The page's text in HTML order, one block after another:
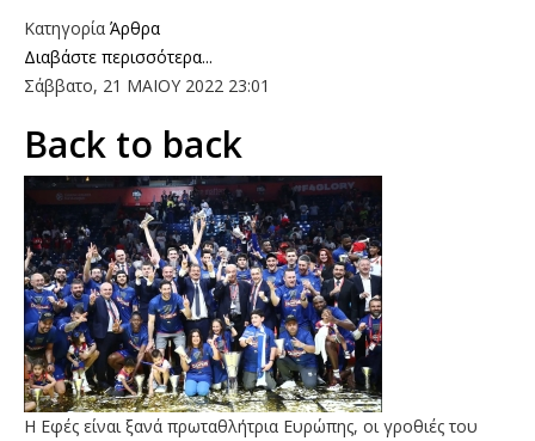
Κατηγορία Άρθρα
Διαβάστε περισσότερα...
Σάββατο, 21 ΜΑΙΟΥ 2022 23:01
Back to back
H Eφές είναι ξανά πρωταθλήτρια Ευρώπης, οι γροθιές του